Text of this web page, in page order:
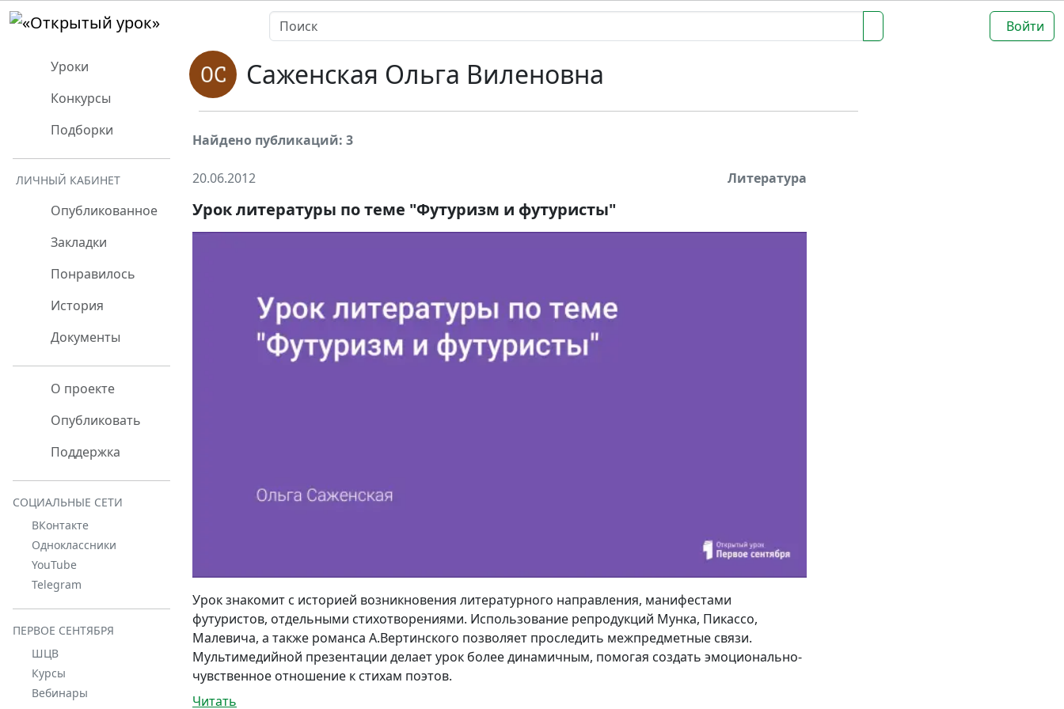
Войти
Уроки
Конкурсы
Подборки
ЛИЧНЫЙ КАБИНЕТ
Опубликованное
Закладки
Понравилось
История
Документы
О проекте
Опубликовать
Поддержка
СОЦИАЛЬНЫЕ СЕТИ
ВКонтакте
Одноклассники
YouTube
Telegram
ПЕРВОЕ СЕНТЯБРЯ
ШЦВ
Курсы
Вебинары
Саженская Ольга Виленовна
Найдено публикаций: 3
20.06.2012 Литература
Урок литературы по теме "Футуризм и футуристы"
Урок знакомит с историей возникновения литературного направления, манифестами
футуристов, отдельными стихотворениями. Использование репродукций Мунка, Пикассо,
Малевича, а также романса А.Вертинского позволяет проследить межпредметные связи.
Мультимедийной презентации делает урок более динамичным, помогая создать эмоционально-
чувственное отношение к стихам поэтов.
Читать